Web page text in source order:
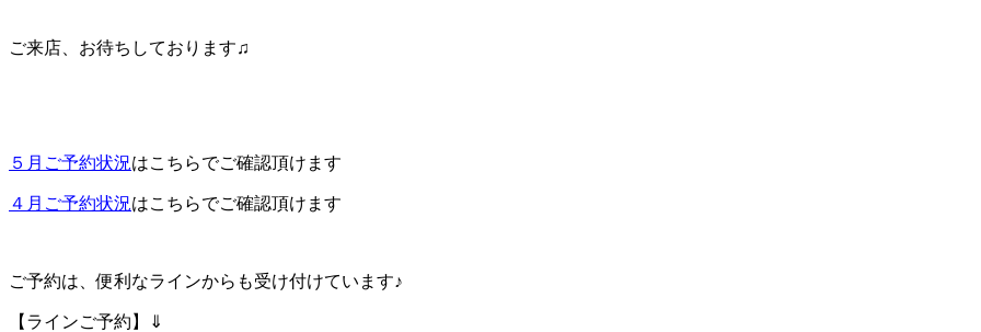
ご来店、お待ちしております♫
５月ご予約状況はこちらでご確認頂けます
４月ご予約状況はこちらでご確認頂けます
ご予約は、便利なラインからも受け付けています♪
【ラインご予約】⇓